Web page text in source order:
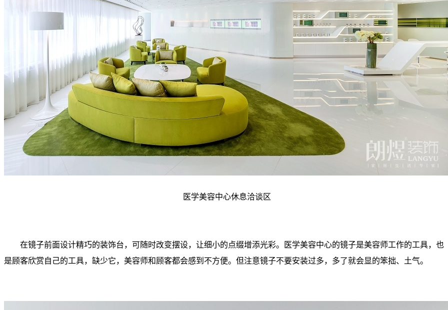
医学美容中心休息洽谈区
在镜子前面设计精巧的装饰台，可随时改变摆设，让细小的点缀增添光彩。医学美容中心的镜子是美容师工作的工具，也
是顾客欣赏自己的工具，缺少它，美容师和顾客都会感到不方便。但注意镜子不要安装过多，多了就会显的笨拙、土气。